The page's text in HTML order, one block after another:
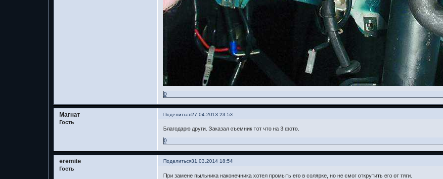
0
Поделиться27.04.2013 23:53
Магнат
Гость
Благодарю други. Заказал съемник тот что на 3 фото.
0
Поделиться31.03.2014 18:54
eremite
Гость
При замене пыльника наконечника хотел промыть его в солярке, но не смог открутить его от тяги.